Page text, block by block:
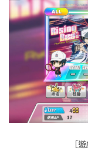
［